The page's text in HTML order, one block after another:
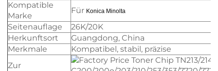
Kompatible
Marke
Für Konica Minolta
Seitenauflage
26K/20K
Herkunftsort
Guangdong, China
Merkmale
Kompatibel, stabil, präzise
Zur